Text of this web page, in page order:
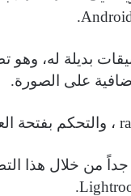
بديلة له، وهو
على الصورة.